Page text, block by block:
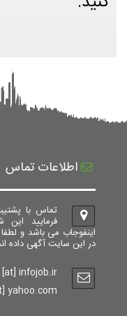
اطلاعات تماس
تماس با
فرمایید
اینفوجاب می باشد و
در این سایت آگهی داده
infojob.ir
yahoo.com